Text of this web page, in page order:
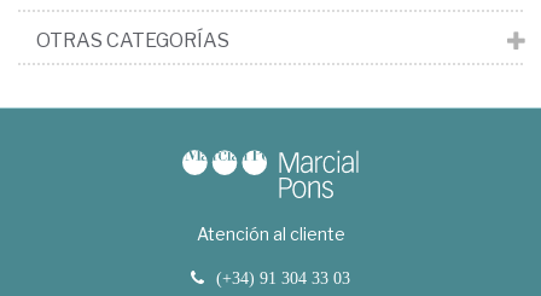
OTRAS CATEGORÍAS
Atención al cliente
(+34) 91 304 33 03